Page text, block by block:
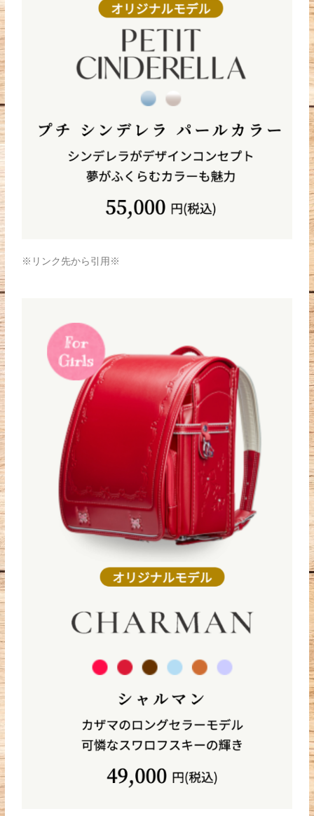
※リンク先から引用※